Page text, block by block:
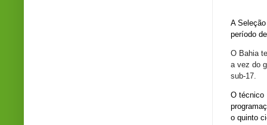
A
período
O Bahia
a vez do
sub-17.
O técnico
o quinto